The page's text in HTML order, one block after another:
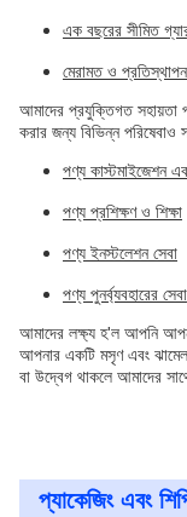
এক বছরের সীমিত
মেরামত ও
আমাদের প্রযুক্তিগত সহায়তা
করার জন্য বিভিন্ন পরিষেবাও
পণ্য কাস্টমাইজেশন এবং
পণ্য প্রশিক্ষণ ও শিক্ষা
পণ্য ইনস্টলেশন সেবা
পণ্য পুনর্ব্যবহারের সেবা
আমাদের লক্ষ্য হ'ল আপনি
আপনার একটি মসৃণ এবং
বা উদ্বেগ থাকলে আমাদের
প্যাকেজিং এবং